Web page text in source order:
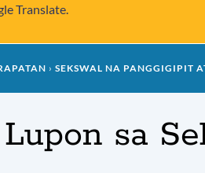
Translate.
SEKSWAL NA PANGGIGIPIT
sa